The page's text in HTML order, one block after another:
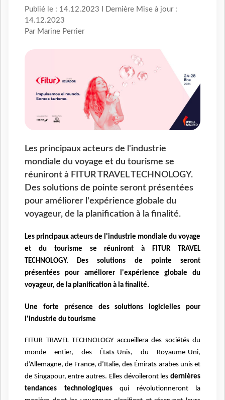
Publié le : 14.12.2023 I Dernière Mise à jour :
14.12.2023
Par Marine Perrier
Les principaux acteurs de l'industrie
mondiale du voyage et du tourisme se
réuniront à FITUR TRAVEL TECHNOLOGY.
Des solutions de pointe seront présentées
pour améliorer l'expérience globale du
voyageur, de la planification à la finalité.
Les principaux acteurs de l'industrie mondiale du voyage
et du tourisme se réuniront à FITUR TRAVEL
TECHNOLOGY. Des solutions de pointe seront
présentées pour améliorer l'expérience globale du
voyageur, de la planification à la finalité.
Une forte présence des solutions logicielles pour
l'industrie du tourisme
FITUR TRAVEL TECHNOLOGY accueillera des sociétés du
monde entier, des États-Unis, du Royaume-Uni,
d’Allemagne, de France, d’Italie, des Émirats arabes unis et
de Singapour, entre autres. Elles dévoileront les dernières
tendances technologiques qui révolutionneront la